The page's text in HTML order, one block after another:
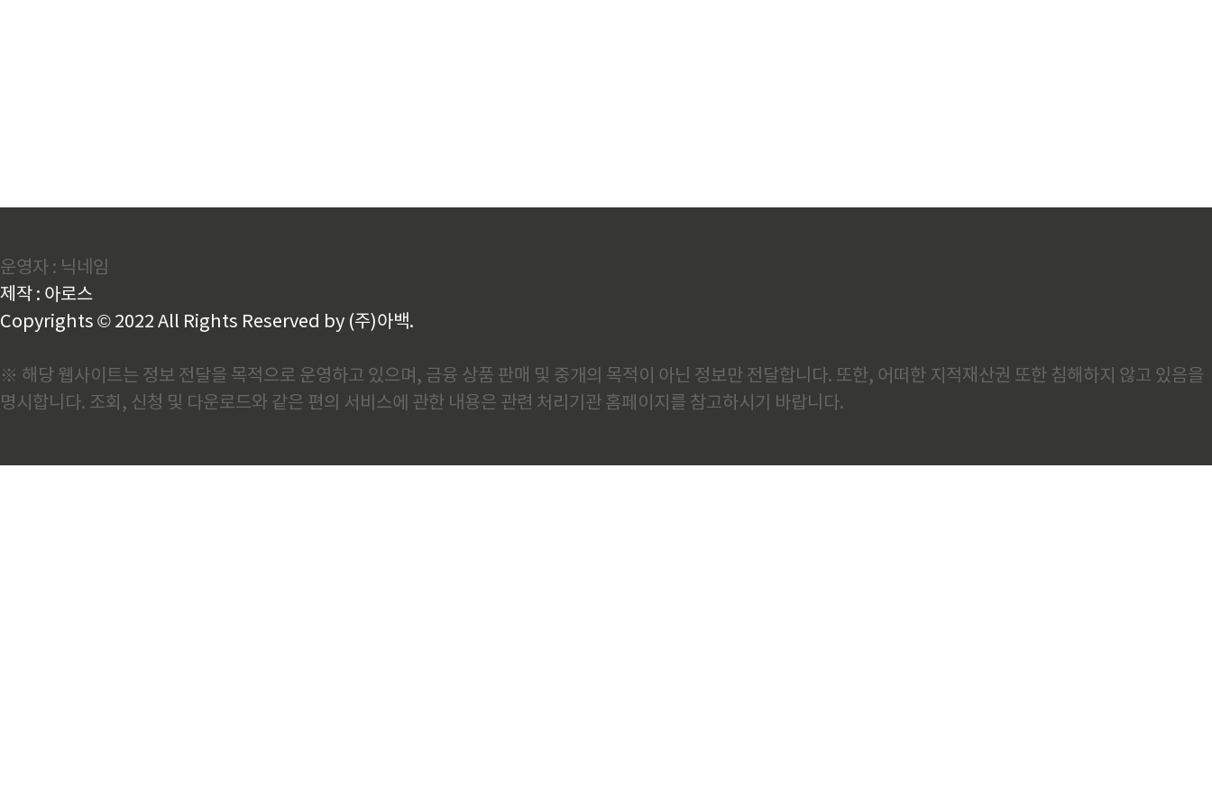
운영자 : 닉네임
제작 : 아로스
Copyrights © 2022 All Rights Reserved by (주)아백.
※ 해당 웹사이트는 정보 전달을 목적으로 운영하고 있으며, 금융 상품 판매 및 중개의 목적이 아닌 정보만 전달합니다. 또한, 어떠한 지적재산권 또한 침해하지 않고 있음을
명시합니다. 조회, 신청 및 다운로드와 같은 편의 서비스에 관한 내용은 관련 처리기관 홈페이지를 참고하시기 바랍니다.